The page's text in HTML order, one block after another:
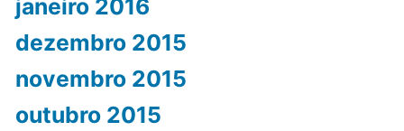
janeiro 2016
dezembro 2015
novembro 2015
outubro 2015